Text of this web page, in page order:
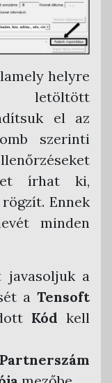
helyre
letöltött
el az
szerinti
írhat ki,
Ennek
minden
javasoljuk a
a Tensoft
Kód kell
Partnerszám